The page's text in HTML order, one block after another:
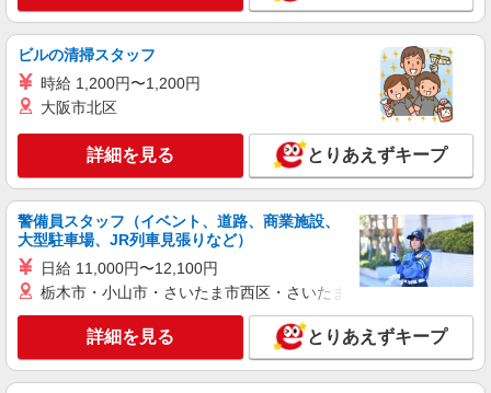
0544764
遊技台の製造［発注・納品・出荷などの事務
×組み立てや検査］時給1700円
時給1700円
東京都板橋区／最寄駅：志村坂上駅、北赤羽駅
キープ 詳細を見る
パーソルビジネスプロセスデザイン株式会社
時給1300円 月収例 93600円+残業代
東京都板橋区
キープ 詳細を見る
ビルの清掃スタッフ
時給 1,200円〜1,200円
大阪市北区
詳細を見る とりあえずキープ
警備員スタッフ（イベント、道路、商業施設、
大型駐車場、JR列車見張りなど）
日給 11,000円〜12,100円
栃木市・小山市・さいたま市西区・さいたま市岩槻区・久喜市・
詳細を見る とりあえずキープ